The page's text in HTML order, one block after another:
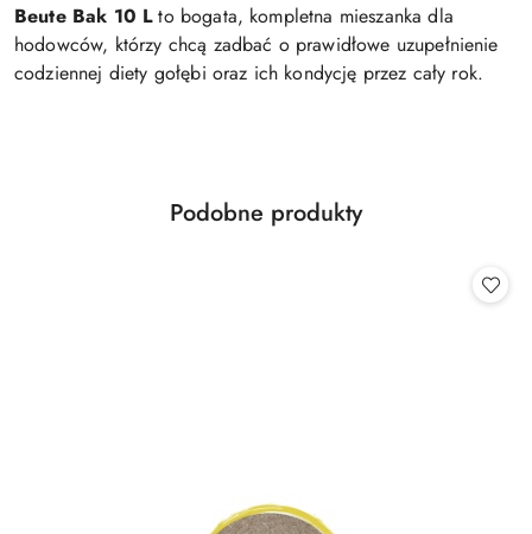
Beute Bak 10 Lto bogata, kompletna mieszanka dla
hodowców, którzy chcą zadbać o prawidłowe uzupełnienie
codziennej diety gołębi oraz ich kondycję przez cały rok.
Pomiń karuzelę produktów
Produkty
Podobne produkty